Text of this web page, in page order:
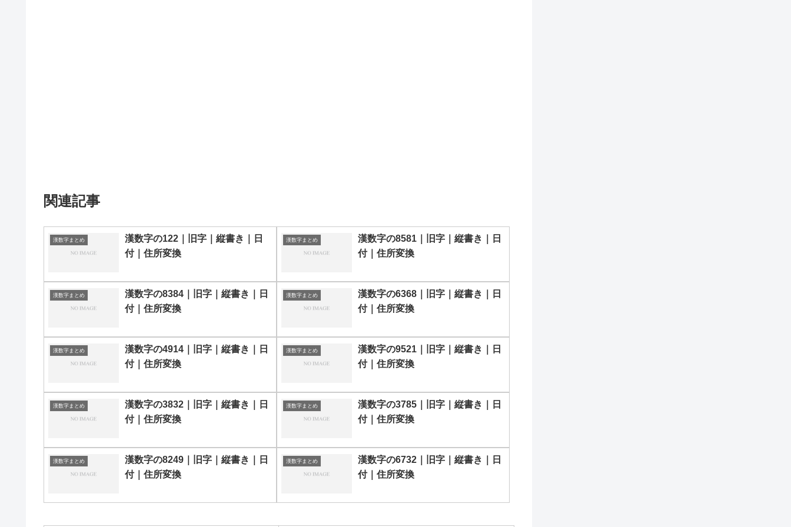
関連記事
漢数字まとめ
漢数字の122｜旧字｜縦書き｜日
付｜住所変換
漢数字まとめ
漢数字の8581｜旧字｜縦書き｜日
付｜住所変換
漢数字まとめ
漢数字の8384｜旧字｜縦書き｜日
付｜住所変換
漢数字まとめ
漢数字の6368｜旧字｜縦書き｜日
付｜住所変換
漢数字まとめ
漢数字の4914｜旧字｜縦書き｜日
付｜住所変換
漢数字まとめ
漢数字の9521｜旧字｜縦書き｜日
付｜住所変換
漢数字まとめ
漢数字の3832｜旧字｜縦書き｜日
付｜住所変換
漢数字まとめ
漢数字の3785｜旧字｜縦書き｜日
付｜住所変換
漢数字まとめ
漢数字の8249｜旧字｜縦書き｜日
付｜住所変換
漢数字まとめ
漢数字の6732｜旧字｜縦書き｜日
付｜住所変換